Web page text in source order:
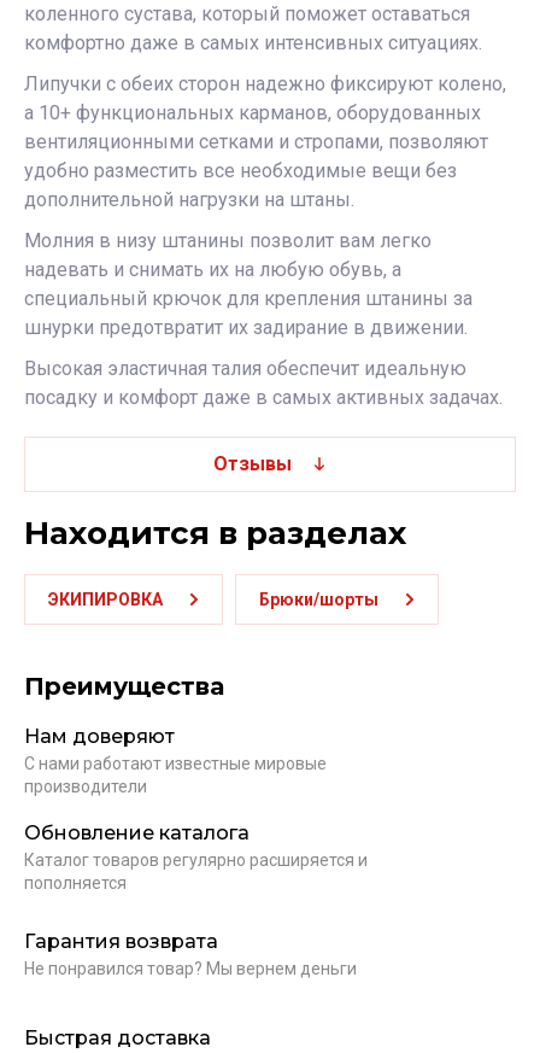
коленного сустава, который поможет оставаться
комфортно даже в самых интенсивных ситуациях.
Липучки с обеих сторон надежно фиксируют колено,
а 10+ функциональных карманов, оборудованных
вентиляционными сетками и стропами, позволяют
удобно разместить все необходимые вещи без
дополнительной нагрузки на штаны.
Молния в низу штанины позволит вам легко
надевать и снимать их на любую обувь, а
специальный крючок для крепления штанины за
шнурки предотвратит их задирание в движении.
Высокая эластичная талия обеспечит идеальную
посадку и комфорт даже в самых активных задачах.
Отзывы
Находится в разделах
ЭКИПИРОВКА Брюки/шорты
Преимущества
Нам доверяют
С нами работают известные мировые
производители
Обновление каталога
Каталог товаров регулярно расширяется и
пополняется
Гарантия возврата
Не понравился товар? Мы вернем деньги
Быстрая доставка